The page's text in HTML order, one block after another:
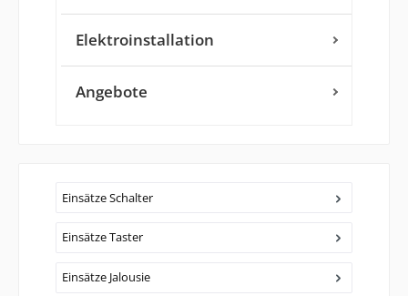
Elektroinstallation
Angebote
Einsätze Schalter
Einsätze Taster
Einsätze Jalousie